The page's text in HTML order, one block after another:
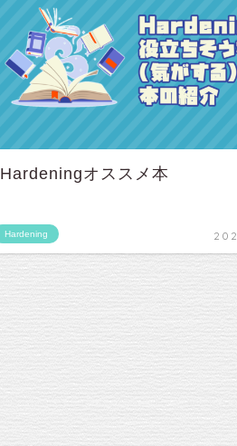
Hardening
Hardeningオススメ本